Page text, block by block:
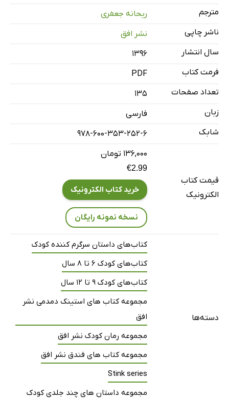
مری خون‌آشام، مری خون‌آشام
دندان و چنگال خرچنگ
مترجم
ریحانه جعفری
ناشر چاپی
نشر افق
سال انتشار
۱۳۹۶
فرمت کتاب
PDF
تعداد صفحات
135
زبان
فارسی
شابک
978-600-353-252-6
قیمت کتاب
الکترونیک
۱۳۶,۰۰۰ تومان
€2.99
خرید کتاب الکترونیک
نسخه نمونه رایگان
دسته‌ها
کتاب‌های داستان سرگرم کننده کودک
کتاب‌های کودک 6 تا 8 سال
کتاب‌های کودک 9 تا 12 سال
مجموعه کتاب های استینک دمدمی نشر
افق
مجموعه رمان کودک نشر افق
مجموعه کتاب های فندق نشر افق
Stink series
مجموعه داستان های چند جلدی کودک